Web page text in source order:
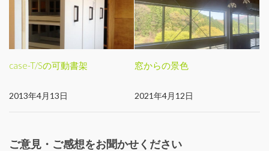
case-T/Sの可動書架
2013年4月13日
窓からの景色
2021年4月12日
ご意見・ご感想をお聞かせください